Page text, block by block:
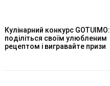
Кулінарний конкурс GOTUIMO:
поділіться своїм улюбленим
рецептом і вигравайте призи